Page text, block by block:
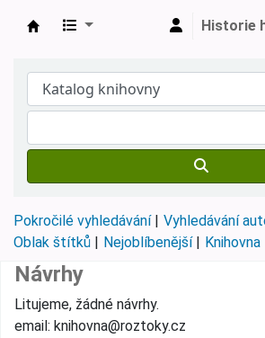
Historie
Pokročilé vyhledávání
Vyhledávání
Oblak štítků
Nejoblíbenější Knihovna
email: knihovna@roztoky.cz
Návrhy
Litujeme, žádné návrhy.